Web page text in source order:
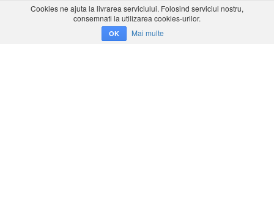
Cookies ne ajuta la livrarea serviciului. Folosind serviciul nostru,
consemnati la utilizarea cookies-urilor.
OK Mai multe